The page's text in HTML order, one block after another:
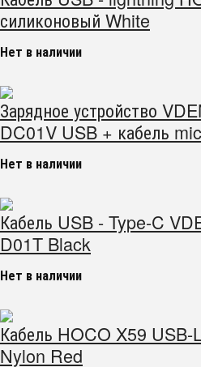
силиконовый White
Нет в наличии
Зарядное устройство
DC01V USB + кабель
Нет в наличии
Кабель USB - Type-C
D01T Black
Нет в наличии
Кабель HOCO X59
Nylon Red